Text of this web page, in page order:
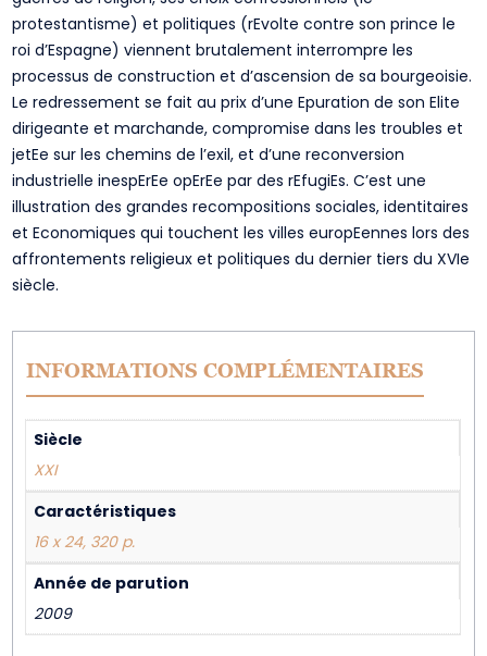
protestantisme) et politiques (rEvolte contre son prince le
roi d’Espagne) viennent brutalement interrompre les
processus de construction et d’ascension de sa bourgeoisie.
Le redressement se fait au prix d’une Epuration de son Elite
dirigeante et marchande, compromise dans les troubles et
jetEe sur les chemins de l’exil, et d’une reconversion
industrielle inespErEe opErEe par des rEfugiEs. C’est une
illustration des grandes recompositions sociales, identitaires
et Economiques qui touchent les villes europEennes lors des
affrontements religieux et politiques du dernier tiers du XVIe
siècle.
INFORMATIONS COMPLÉMENTAIRES
Siècle
XXI
Caractéristiques
16 x 24, 320 p.
Année de parution
2009